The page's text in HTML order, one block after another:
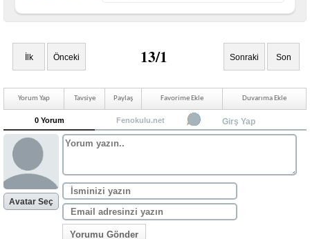
İlk Önceki 13/1 Sonraki Son
Yorum Yap Tavsiye Paylaş Favorime Ekle Duvarıma Ekle
0 Yorum Fenokulu.net Girş Yap
Avatar Seç
Yorumu Gönder